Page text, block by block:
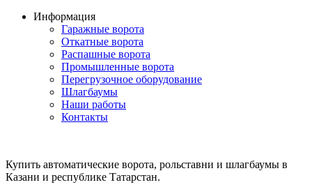
Информация
Гаражные ворота
Откатные ворота
Распашные ворота
Промышленные ворота
Перегрузочное оборудование
Шлагбаумы
Наши работы
Контакты
Купить автоматические ворота, рольставни и шлагбаумы в
Казани и республике Татарстан.